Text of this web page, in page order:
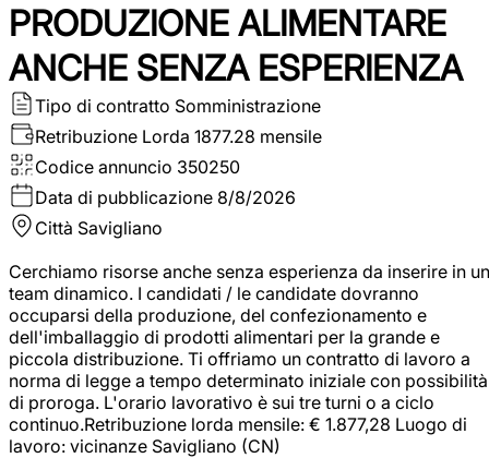
PRODUZIONE ALIMENTARE
ANCHE SENZA ESPERIENZA
Tipo di contratto Somministrazione
Retribuzione Lorda 1877.28 mensile
Codice annuncio 350250
Data di pubblicazione 8/8/2026
Città Savigliano
Cerchiamo risorse anche senza esperienza da inserire in un
team dinamico. I candidati / le candidate dovranno
occuparsi della produzione, del confezionamento e
dell'imballaggio di prodotti alimentari per la grande e
piccola distribuzione. Ti offriamo un contratto di lavoro a
norma di legge a tempo determinato iniziale con possibilità
di proroga. L'orario lavorativo è sui tre turni o a ciclo
continuo.Retribuzione lorda mensile: € 1.877,28 Luogo di
lavoro: vicinanze Savigliano (CN)